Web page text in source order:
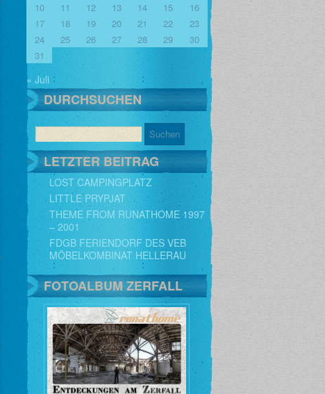
10
11 12 13 14 15
16
17
18 19 20 21 22
23
24
25 26 27 28 29
30
31
« Juli
DURCHSUCHEN
LETZTER BEITRAG
LOST CAMPINGPLATZ
LITTLE PRYPJAT
THEME FROM RUNATHOME 1997
– 2001
FDGB FERIENDORF DES VEB
MÖBELKOMBINAT HELLERAU
FOTOALBUM ZERFALL